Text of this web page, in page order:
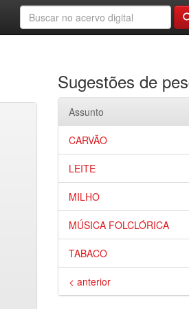
Sugestões de
Assunto
CARVÃO
LEITE
MILHO
MÚSICA FOLCLÓRICA
TABACO
< anterior